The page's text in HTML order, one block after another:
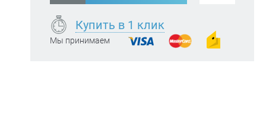
Купить в 1 клик
Мы принимаем